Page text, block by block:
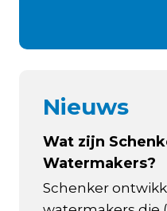
Nieuws
Wat zijn
Watermakers?
Schenker